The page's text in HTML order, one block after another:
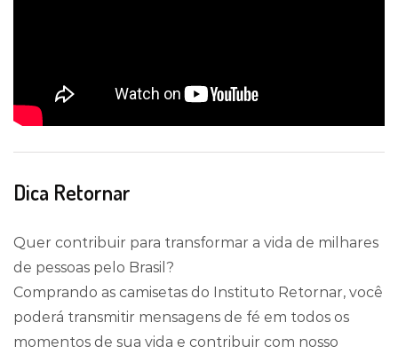
Dica Retornar
Quer contribuir para transformar a vida de milhares
de pessoas pelo Brasil?
Comprando as camisetas do Instituto Retornar, você
poderá transmitir mensagens de fé em todos os
momentos de sua vida e contribuir com nosso